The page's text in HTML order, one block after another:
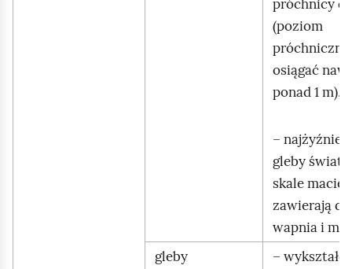
próchnicy
(poziom
próchniczny
osiągać
ponad 1 m),
–
gleby
skale
zawierają
wapnia i
gleby
–